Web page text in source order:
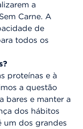
a
Carne. A
de
todos os
proteínas e à
a questão
bares e manter a
dos hábitos
um dos grandes